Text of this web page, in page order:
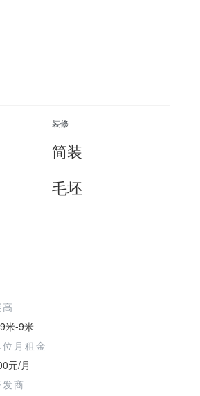
装修
简装
毛坯
米-9米
位月租金
元/月
商